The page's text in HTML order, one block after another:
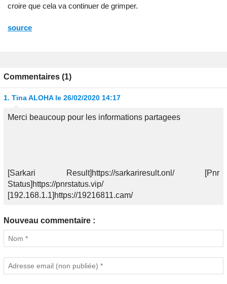
croire que cela va continuer de grimper.
source
Commentaires (1)
1. Tina ALOHA le 26/02/2020 14:17
Merci beaucoup pour les informations partagees
[Sarkari Result]https://sarkariresult.onl/ [Pnr
Status]https://pnrstatus.vip/
[192.168.1.1]https://19216811.cam/
Nouveau commentaire :